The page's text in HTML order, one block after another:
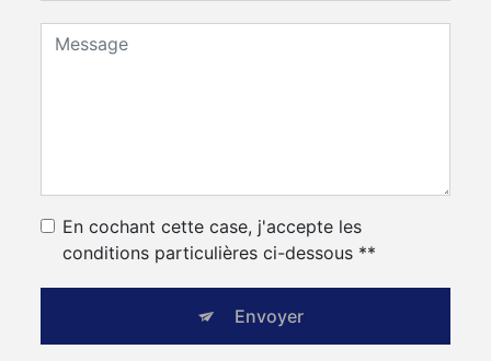
En cochant cette case, j'accepte les
conditions particulières ci-dessous **
Envoyer